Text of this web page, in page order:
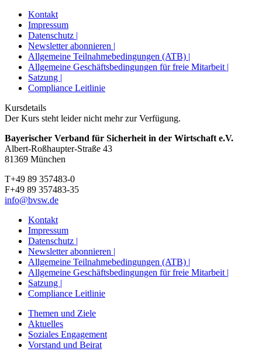
Kontakt
Impressum
Datenschutz |
Newsletter abonnieren |
Allgemeine Teilnahmebedingungen (ATB) |
Allgemeine Geschäftsbedingungen für freie Mitarbeit |
Satzung |
Compliance Leitlinie
Kursdetails
Der Kurs steht leider nicht mehr zur Verfügung.
Bayerischer Verband für Sicherheit in der Wirtschaft e.V.
Albert-Roßhaupter-Straße 43
81369 München
T+49 89 357483-0
F+49 89 357483-35
info@bvsw.de
Kontakt
Impressum
Datenschutz |
Newsletter abonnieren |
Allgemeine Teilnahmebedingungen (ATB) |
Allgemeine Geschäftsbedingungen für freie Mitarbeit |
Satzung |
Compliance Leitlinie
Themen und Ziele
Aktuelles
Soziales Engagement
Vorstand und Beirat